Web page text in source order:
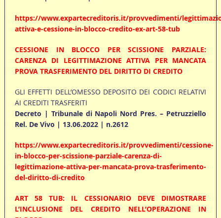
https://www.expartecreditoris.it/provvedimenti/
attiva-e-cessione-in-blocco-credito-ex-art-58-tub
CESSIONE IN BLOCCO PER SCISSIONE PARZIALE:
CARENZA DI LEGITTIMAZIONE ATTIVA PER MANCATA
PROVA TRASFERIMENTO DEL DIRITTO DI CREDITO
GLI EFFETTI DELL’OMESSO DEPOSITO DEI CODICI RELATIVI
AI CREDITI TRASFERITI
Decreto | Tribunale di Napoli Nord Pres. – Petruzziello
Rel. De Vivo | 13.06.2022 | n.2612
https://www.expartecreditoris.it/provvedimenti/cessione-
in-blocco-per-scissione-parziale-carenza-di-
legittimazione-attiva-per-mancata-prova-trasferimento-
del-diritto-di-credito
ART 58 TUB: IL CESSIONARIO DEVE DIMOSTRARE
L’INCLUSIONE DEL CREDITO NELL’OPERAZIONE IN